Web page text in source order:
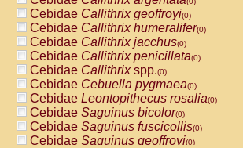
PitheciidaeCallicebusspp.(0)
PitheciidaeChiropotes satanas(0)
PitheciidaePithecia monachus
PitheciidaePithecia pithecia(0)
CercopithecidaeCercocebus agilis
CercopithecidaeCercocebus
CercopithecidaeCercocebus
CercopithecidaeCercocebus
CercopithecidaeCercocebus
CercopithecidaeCercocebushybrid
Cebidae Callithrix geoffroyi(0)
Cebidae Callithrix humeralifer(0)
Cebidae Callithrix jacchus(0)
Cebidae Callithrix penicillata(0)
Cebidae Callithrixspp.(0)
Cebidae Cebuella pygmaea(0)
Cebidae Leontopithecus rosalia(0)
Cebidae Saguinus bicolor(0)
Cebidae Saguinus fuscicollis(0)
Cebidae Saguinus geoffroyi(0)